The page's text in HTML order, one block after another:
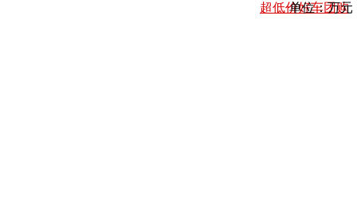
超低价好车团购
单位：万元